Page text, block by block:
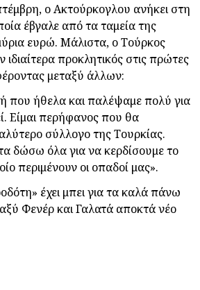
ο Ακτούρκογλου ανήκει στη
έβγαλε από τα ταμεία της
ευρώ. Μάλιστα, ο Τούρκος
ιδιαίτερα προκλητικός στις πρώτες
μεταξύ άλλων:
που ήθελα και παλέψαμε πολύ για
Είμαι περήφανος που θα
σύλλογο της Τουρκίας.
δώσω όλα για να κερδίσουμε το
περιμένουν οι οπαδοί μας».
έχει μπει για τα καλά πάνω
Φενέρ και Γαλατά αποκτά νέο